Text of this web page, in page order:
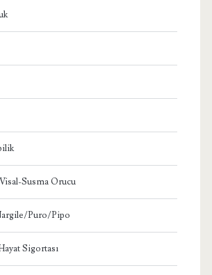
Susma Orucu
Puro/Pipo
Sigortası